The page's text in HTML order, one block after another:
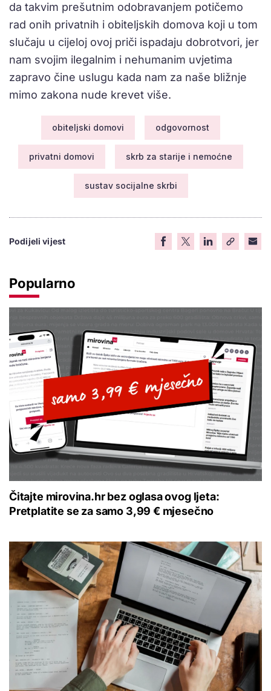
da takvim prešutnim odobravanjem potičemo
rad onih privatnih i obiteljskih domova koji u tom
slučaju u cijeloj ovoj priči ispadaju dobrotvori, jer
nam svojim ilegalnim i nehumanim uvjetima
zapravo čine uslugu kada nam za naše bližnje
mimo zakona nude krevet više.
obiteljski domovi odgovornost
privatni domovi skrb za starije i nemoćne
sustav socijalne skrbi
Podijeli vijest
Popularno
Čitajte mirovina.hr bez oglasa ovog ljeta:
Pretplatite se za samo 3,99 € mjesečno